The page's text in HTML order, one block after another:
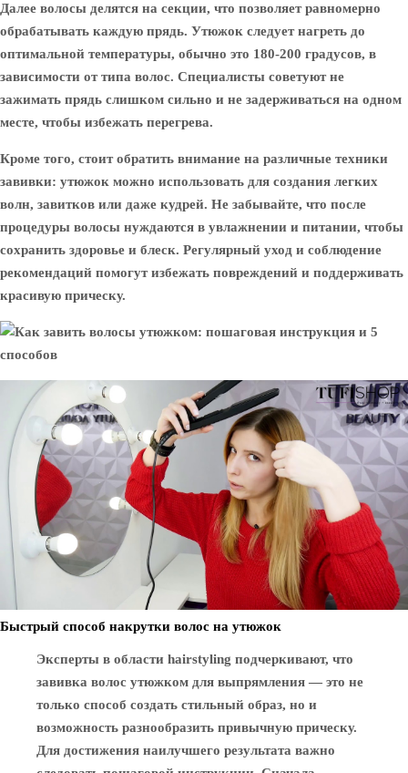
Далее волосы делятся на секции, что позволяет равномерно
обрабатывать каждую прядь. Утюжок следует нагреть до
оптимальной температуры, обычно это 180-200 градусов, в
зависимости от типа волос. Специалисты советуют не
зажимать прядь слишком сильно и не задерживаться на одном
месте, чтобы избежать перегрева.
Кроме того, стоит обратить внимание на различные техники
завивки: утюжок можно использовать для создания легких
волн, завитков или даже кудрей. Не забывайте, что после
процедуры волосы нуждаются в увлажнении и питании, чтобы
сохранить здоровье и блеск. Регулярный уход и соблюдение
рекомендаций помогут избежать повреждений и поддерживать
красивую прическу.
Быстрый способ накрутки волос на утюжок
Эксперты в области hairstyling подчеркивают, что
завивка волос утюжком для выпрямления — это не
только способ создать стильный образ, но и
возможность разнообразить привычную прическу.
Для достижения наилучшего результата важно